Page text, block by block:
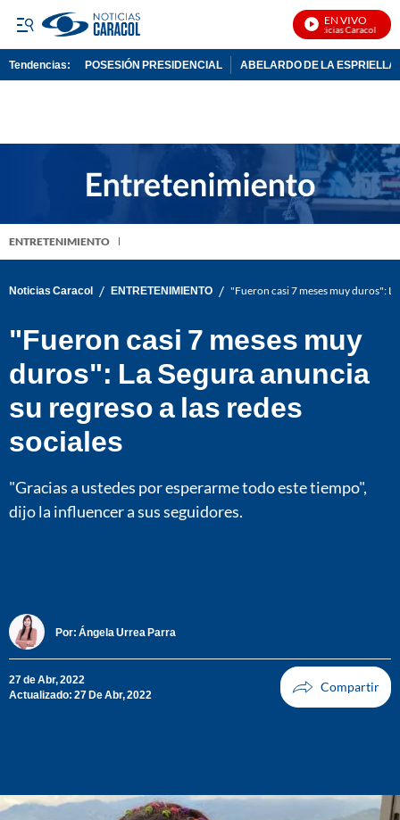
EN VIVO
Noticias Caracol En
Tendencias: POSESIÓN PRESIDENCIAL ABELARDO DE LA ESPRIELLA
ENTRETENIMIENTO
Noticias Caracol / ENTRETENIMIENTO / "Fueron casi 7 meses muy duros":
"Fueron casi 7 meses muy
duros": La Segura anuncia
su regreso a las redes
sociales
"Gracias a ustedes por esperarme todo este tiempo",
dijo la influencer a sus seguidores.
Por: Ángela Urrea Parra
27 de Abr, 2022
Actualizado: 27 De Abr, 2022